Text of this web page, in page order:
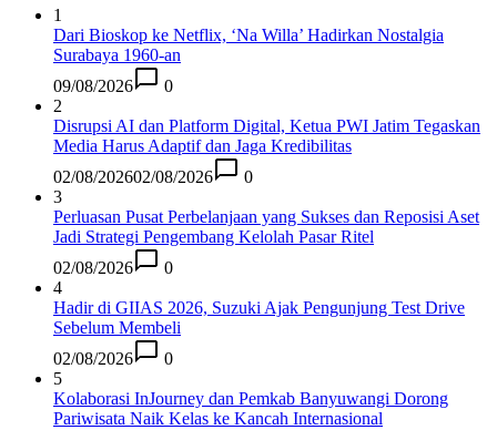
1
Dari Bioskop ke Netflix, ‘Na Willa’ Hadirkan Nostalgia
Surabaya 1960-an
09/08/2026
0
2
Disrupsi AI dan Platform Digital, Ketua PWI Jatim Tegaskan
Media Harus Adaptif dan Jaga Kredibilitas
02/08/202602/08/2026
0
3
Perluasan Pusat Perbelanjaan yang Sukses dan Reposisi Aset
Jadi Strategi Pengembang Kelolah Pasar Ritel
02/08/2026
0
4
Hadir di GIIAS 2026, Suzuki Ajak Pengunjung Test Drive
Sebelum Membeli
02/08/2026
0
5
Kolaborasi InJourney dan Pemkab Banyuwangi Dorong
Pariwisata Naik Kelas ke Kancah Internasional